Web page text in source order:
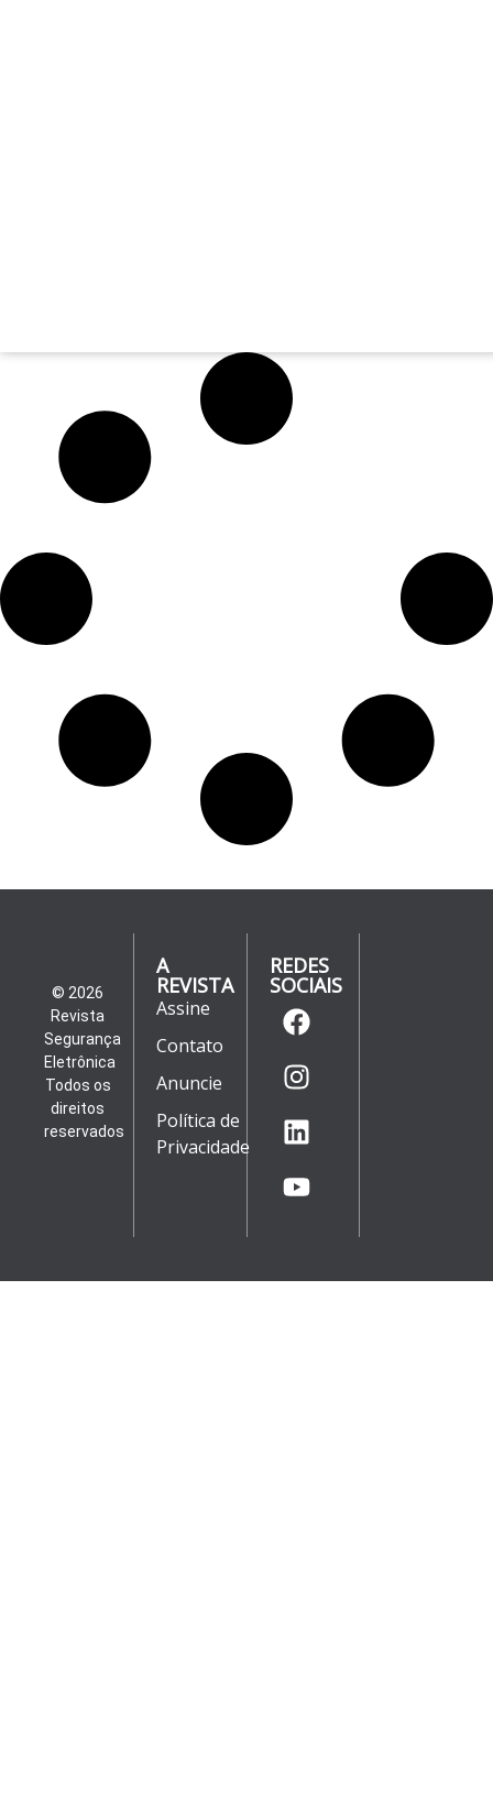
© 2026
Revista
Segurança
Eletrônica
Todos os
direitos
reservados
A
REVISTA
Assine
Contato
Anuncie
Política de
Privacidade
REDES
SOCIAIS